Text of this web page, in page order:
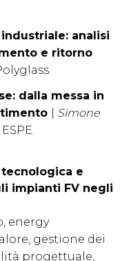
analisi
e ritorno
dalla messa in
Simone
e
impianti FV negli
energy
gestione dei
progettuale,